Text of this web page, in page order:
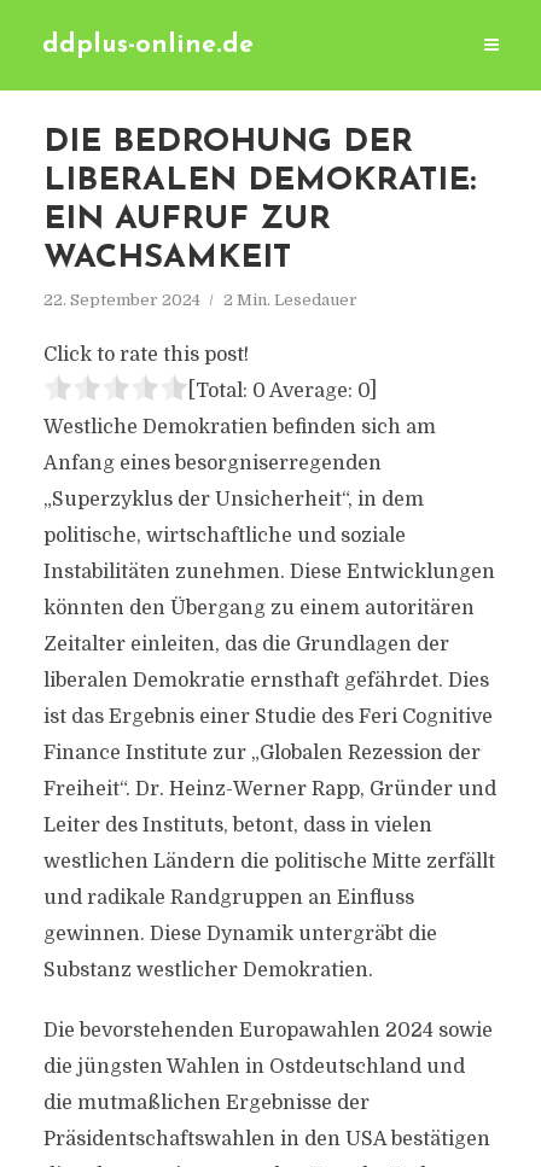
ddplus-online.de
DIE BEDROHUNG DER
LIBERALEN DEMOKRATIE:
EIN AUFRUF ZUR
WACHSAMKEIT
22. September 2024 2 Min. Lesedauer
Click to rate this post!
[Total: 0 Average: 0]
Westliche Demokratien befinden sich am
Anfang eines besorgniserregenden
„Superzyklus der Unsicherheit“, in dem
politische, wirtschaftliche und soziale
Instabilitäten zunehmen. Diese Entwicklungen
könnten den Übergang zu einem autoritären
Zeitalter einleiten, das die Grundlagen der
liberalen Demokratie ernsthaft gefährdet. Dies
ist das Ergebnis einer Studie des Feri Cognitive
Finance Institute zur „Globalen Rezession der
Freiheit“. Dr. Heinz-Werner Rapp, Gründer und
Leiter des Instituts, betont, dass in vielen
westlichen Ländern die politische Mitte zerfällt
und radikale Randgruppen an Einfluss
gewinnen. Diese Dynamik untergräbt die
Substanz westlicher Demokratien.
Die bevorstehenden Europawahlen 2024 sowie
die jüngsten Wahlen in Ostdeutschland und
die mutmaßlichen Ergebnisse der
Präsidentschaftswahlen in den USA bestätigen